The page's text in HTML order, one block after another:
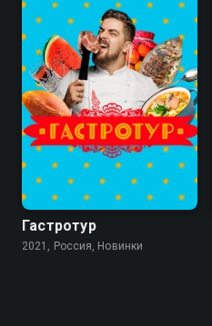
Гастротур
2021, Россия, Новинки